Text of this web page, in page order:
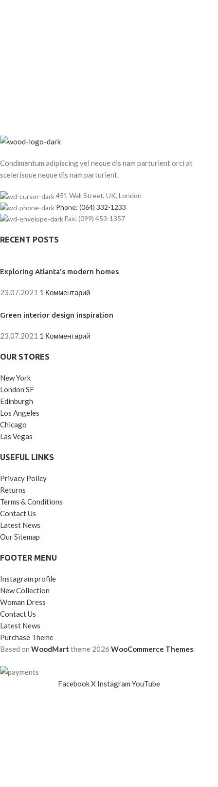
Condimentum adipiscing vel neque dis nam parturient orci at
scelerisque neque dis nam parturient.
451 Wall Street, UK, London
Phone: (064) 332-1233
Fax: (099) 453-1357
RECENT POSTS
Exploring Atlanta’s modern homes
23.07.2021 1 Комментарий
Green interior design inspiration
23.07.2021 1 Комментарий
OUR STORES
New York
London SF
Edinburgh
Los Angeles
Chicago
Las Vegas
USEFUL LINKS
Privacy Policy
Returns
Terms & Conditions
Contact Us
Latest News
Our Sitemap
FOOTER MENU
Instagram profile
New Collection
Woman Dress
Contact Us
Latest News
Purchase Theme
Based on WoodMart theme 2026 WooCommerce Themes.
FacebookX Instagram YouTube